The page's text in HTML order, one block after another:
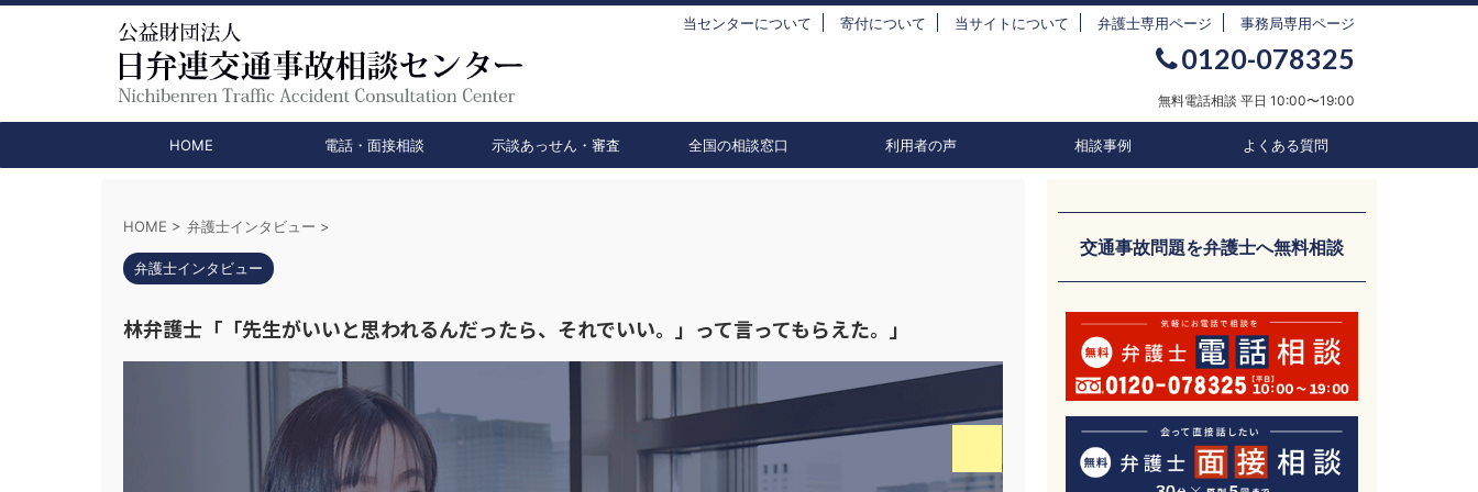
当センターについて 寄付について 当サイトについて 弁護士専用ページ 事務局専用ページ
0120-078325
無料電話相談 平日 10:00〜19:00
HOME 電話・面接相談 示談あっせん・審査 全国の相談窓口 利用者の声 相談事例 よくある質問
HOME > 弁護士インタビュー >
弁護士インタビュー
林弁護士「「先生がいいと思われるんだったら、それでいい。」って言ってもらえた。」
交通事故問題を弁護士へ無料相談